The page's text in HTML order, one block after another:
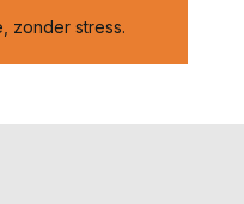
zonder stress.